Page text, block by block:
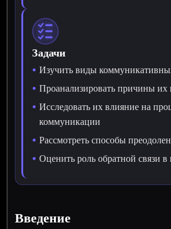
Задачи
Изучить виды
Проанализировать причины их
Исследовать их влияние на
коммуникации
Рассмотреть способы
Оценить роль обратной связи
Введение